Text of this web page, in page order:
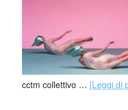
cctm collettivo … [Leggi di